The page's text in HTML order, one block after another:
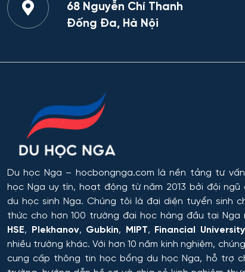
68 Nguyễn Chí Thanh
Đống Đa, Hà Nội
Du học Nga – hocbongnga.com là nền tảng tư
học Nga uy tín, hoạt động từ năm 2013 bởi đội ngũ
du học sinh Nga. Chúng tôi là đại diện tuyển sinh
thức cho hơn 100 trường đại học hàng đầu tại Nga
HSE, Plekhanov, Gubkin, MIPT, Financial University
nhiều trường khác. Với hơn 10 năm kinh nghiệm,
cung cấp thông tin học bổng du học Nga, hỗ trợ